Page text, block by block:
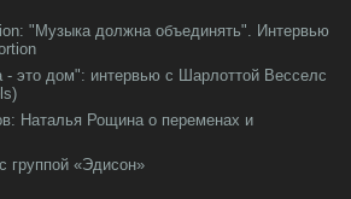
"Музыка должна объединять". Интервью
- это дом": интервью с Шарлоттой Весселс
Наталья Рощина о переменах и
группой «Эдисон»